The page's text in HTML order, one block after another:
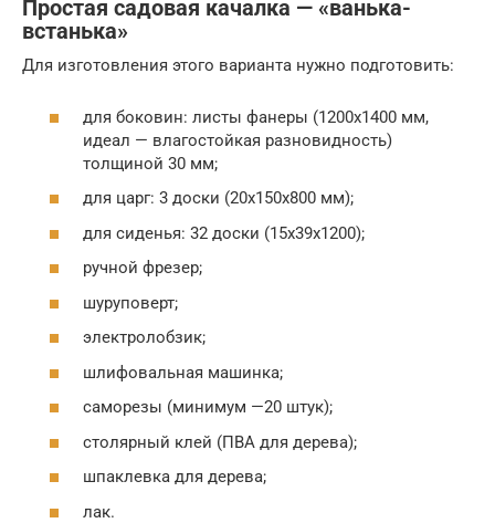
Простая садовая качалка — «ванька-
встанька»
Для изготовления этого варианта нужно подготовить:
для боковин: листы фанеры (1200х1400 мм,
идеал — влагостойкая разновидность)
толщиной 30 мм;
для царг: 3 доски (20х150х800 мм);
для сиденья: 32 доски (15х39х1200);
ручной фрезер;
шуруповерт;
электролобзик;
шлифовальная машинка;
саморезы (минимум —20 штук);
столярный клей (ПВА для дерева);
шпаклевка для дерева;
лак.